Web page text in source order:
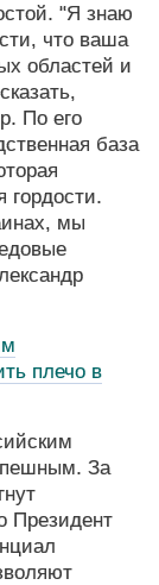
"Я знаю
что ваша
областей и
По его
база
гордости.
мы
плечо в
За
Президент